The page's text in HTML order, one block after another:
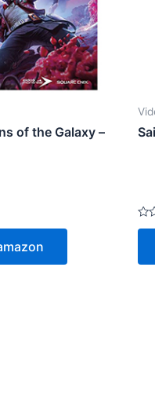
of the Galaxy –
5